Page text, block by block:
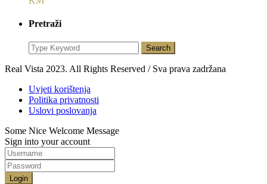
Pretraži
Search
Real Vista 2023. All Rights Reserved / Sva prava zadržana
Uvjeti korištenja
Politika privatnosti
Uslovi poslovanja
Some Nice Welcome Message
Sign into your account
Login